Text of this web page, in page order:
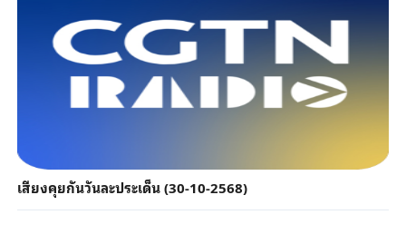
เสียงคุยกันวันละประเด็น (30-10-2568)